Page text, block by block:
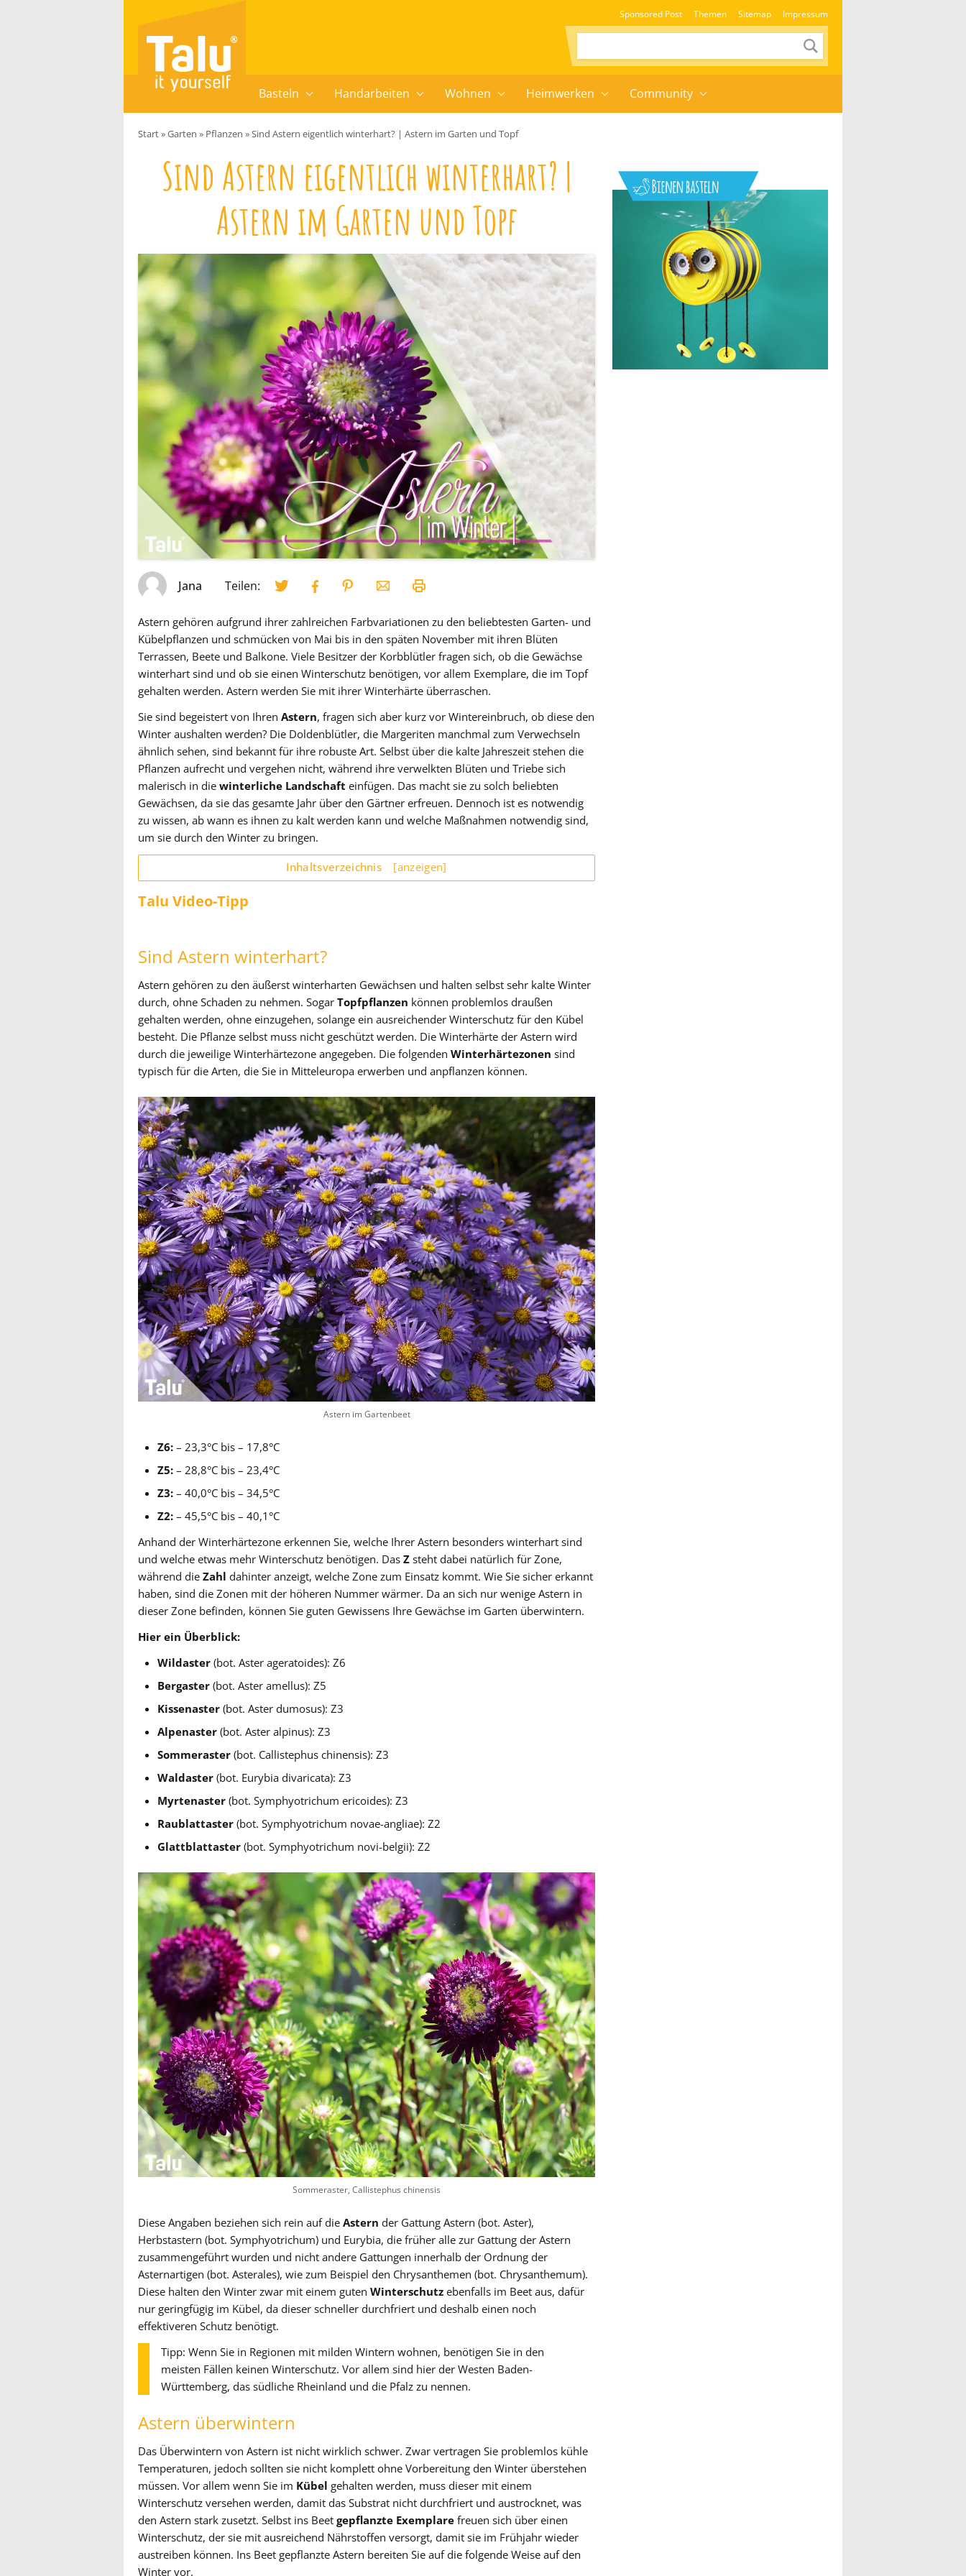
Sponsored Post Themen Sitemap Impressum
Basteln Handarbeiten Wohnen Heimwerken Community
Start»Garten » Pflanzen »Sind Astern eigentlich winterhart? | Astern im Garten und Topf
Sind Astern eigentlich winterhart? |
Astern im Garten und Topf
Jana Teilen:
Astern gehören aufgrund ihrer zahlreichen Farbvariationen zu den beliebtesten Garten- und
Kübelpflanzen und schmücken von Mai bis in den späten November mit ihren Blüten
Terrassen, Beete und Balkone. Viele Besitzer der Korbblütler fragen sich, ob die Gewächse
winterhart sind und ob sie einen Winterschutz benötigen, vor allem Exemplare, die im Topf
gehalten werden. Astern werden Sie mit ihrer Winterhärte überraschen.
Sie sind begeistert von Ihren Astern, fragen sich aber kurz vor Wintereinbruch, ob diese den
Winter aushalten werden? Die Doldenblütler, die Margeriten manchmal zum Verwechseln
ähnlich sehen, sind bekannt für ihre robuste Art. Selbst über die kalte Jahreszeit stehen die
Pflanzen aufrecht und vergehen nicht, während ihre verwelkten Blüten und Triebe sich
malerisch in die winterliche Landschaft einfügen. Das macht sie zu solch beliebten
Gewächsen, da sie das gesamte Jahr über den Gärtner erfreuen. Dennoch ist es notwendig
zu wissen, ab wann es ihnen zu kalt werden kann und welche Maßnahmen notwendig sind,
um sie durch den Winter zu bringen.
Inhaltsverzeichnis [anzeigen]
Talu Video-Tipp
Sind Astern winterhart?
Astern gehören zu den äußerst winterharten Gewächsen und halten selbst sehr kalte Winter
durch, ohne Schaden zu nehmen. Sogar Topfpflanzen können problemlos draußen
gehalten werden, ohne einzugehen, solange ein ausreichender Winterschutz für den Kübel
besteht. Die Pflanze selbst muss nicht geschützt werden. Die Winterhärte der Astern wird
durch die jeweilige Winterhärtezone angegeben. Die folgenden Winterhärtezonen sind
typisch für die Arten, die Sie in Mitteleuropa erwerben und anpflanzen können.
Astern im Gartenbeet
Z6: – 23,3°C bis – 17,8°C
Z5: – 28,8°C bis – 23,4°C
Z3: – 40,0°C bis – 34,5°C
Z2: – 45,5°C bis – 40,1°C
Anhand der Winterhärtezone erkennen Sie, welche Ihrer Astern besonders winterhart sind
und welche etwas mehr Winterschutz benötigen. Das Z steht dabei natürlich für Zone,
während die Zahl dahinter anzeigt, welche Zone zum Einsatz kommt. Wie Sie sicher erkannt
haben, sind die Zonen mit der höheren Nummer wärmer. Da an sich nur wenige Astern in
dieser Zone befinden, können Sie guten Gewissens Ihre Gewächse im Garten überwintern.
Hier ein Überblick:
Wildaster (bot. Aster ageratoides): Z6
Bergaster (bot. Aster amellus): Z5
Kissenaster (bot. Aster dumosus): Z3
Alpenaster (bot. Aster alpinus): Z3
Sommeraster (bot. Callistephus chinensis): Z3
Waldaster (bot. Eurybia divaricata): Z3
Myrtenaster (bot. Symphyotrichum ericoides): Z3
Raublattaster (bot. Symphyotrichum novae-angliae): Z2
Glattblattaster (bot. Symphyotrichum novi-belgii): Z2
Sommeraster, Callistephus chinensis
Diese Angaben beziehen sich rein auf die Astern der Gattung Astern (bot. Aster),
Herbstastern (bot. Symphyotrichum) und Eurybia, die früher alle zur Gattung der Astern
zusammengeführt wurden und nicht andere Gattungen innerhalb der Ordnung der
Asternartigen (bot. Asterales), wie zum Beispiel den Chrysanthemen (bot. Chrysanthemum).
Diese halten den Winter zwar mit einem guten Winterschutz ebenfalls im Beet aus, dafür
nur geringfügig im Kübel, da dieser schneller durchfriert und deshalb einen noch
effektiveren Schutz benötigt.
Tipp: Wenn Sie in Regionen mit milden Wintern wohnen, benötigen Sie in den
meisten Fällen keinen Winterschutz. Vor allem sind hier der Westen Baden-
Württemberg, das südliche Rheinland und die Pfalz zu nennen.
Astern überwintern
Das Überwintern von Astern ist nicht wirklich schwer. Zwar vertragen Sie problemlos kühle
Temperaturen, jedoch sollten sie nicht komplett ohne Vorbereitung den Winter überstehen
müssen. Vor allem wenn Sie im Kübel gehalten werden, muss dieser mit einem
Winterschutz versehen werden, damit das Substrat nicht durchfriert und austrocknet, was
den Astern stark zusetzt. Selbst ins Beet gepflanzte Exemplare freuen sich über einen
Winterschutz, der sie mit ausreichend Nährstoffen versorgt, damit sie im Frühjahr wieder
austreiben können. Ins Beet gepflanzte Astern bereiten Sie auf die folgende Weise auf den
Winter vor.